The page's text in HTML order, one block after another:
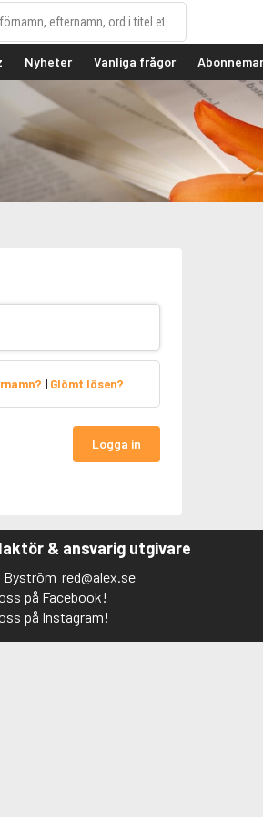
Nyheter Vanliga frågor
| Glömt lösen?
Logga in
& ansvarig utgivare
Byström red@alex.se
på Facebook!
på Instagram!